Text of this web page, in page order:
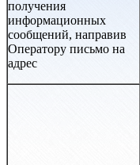
получения
информационных
сообщений, направив
Оператору письмо на
адрес